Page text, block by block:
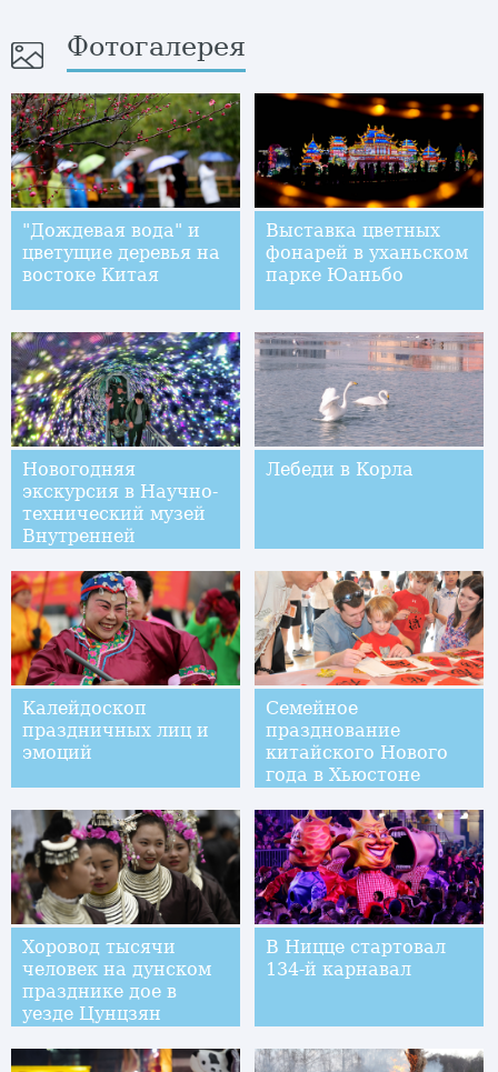
Фотогалерея
"Дождевая вода" и
цветущие деревья на
востоке Китая
Выставка цветных
фонарей в уханьском
парке Юаньбо
Новогодняя
экскурсия в Научно-
технический музей
Внутренней
Лебеди в Корла
Калейдоскоп
праздничных лиц и
эмоций
Семейное
празднование
китайского Нового
года в Хьюстоне
Хоровод тысячи
человек на дунском
празднике дое в
уезде Цунцзян
В Ницце стартовал
134-й карнавал